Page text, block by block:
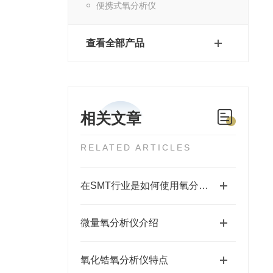
便携式氧分析仪
查看全部产品
相关文章
RELATED ARTICLES
在SMT行业是如何使用氧分析仪的
微量氧分析仪介绍
氧化锆氧分析仪特点